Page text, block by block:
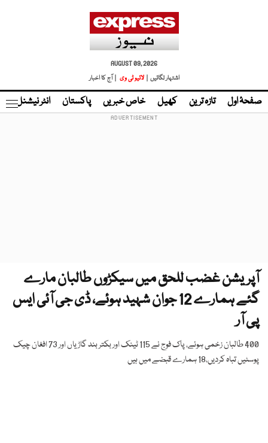
AUGUST 09, 2026
اشتہار لگائیں |
لائیو ٹی وی | آج کا اخبار
صفحۂ اول تازہ ترین کھیل خاص خبریں پاکستان انٹر نیشنل
آپریشن غضب للحق میں سیکڑوں طالبان مارے
گئے ہمارے 12 جوان شہید ہوئے، ڈی جی آئی ایس
پی آر
400 طالبان زخمی ہوئے، پاک فوج نے 115 ٹینک اور بکتر بند گاڑیاں اور 73 افغان چیک
پوسٹیں تباہ کردیں،18 ہمارے قبضے میں ہیں